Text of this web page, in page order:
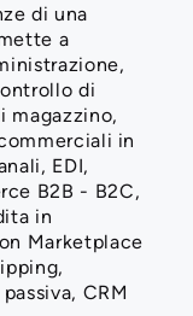
di una
a
di
magazzino,
in
EDI,
B2B - B2C,
in
Marketplace
CRM